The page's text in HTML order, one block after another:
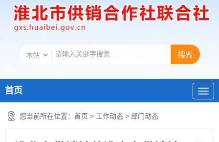
首页
您当前所在位置： 首页 > 工作动态 > 部门动态